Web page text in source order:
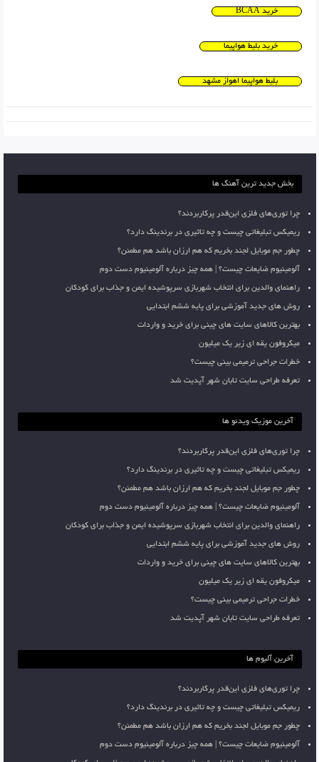
خرید BCAA
خرید بلیط هواپیما
بلیط هواپیما اهواز مشهد
بخش جدید ترین آهنگ ها
چرا توری‌های فلزی این‌قدر پرکاربردند؟
ریمیکس تبلیغاتی چیست و چه تاثیری در برندینگ دارد؟
چطور جم موبایل لجند بخریم که هم ارزان باشد هم مطمئن؟
آلومینیوم ضایعات چیست؟ | همه چیز درباره آلومینیوم دست دوم
راهنمای والدین برای انتخاب شهربازی سرپوشیده ایمن و جذاب برای کودکان
روش های جدید آموزشی برای پایه ششم ابتدایی
بهترین کالاهای سایت های چینی برای خرید و واردات
میکروفون یقه ای زیر یک میلیون
خطرات جراحی ترمیمی بینی چیست؟
تعرفه طراحی سایت تابان شهر آپدیت شد
آخرین موزیک ویدئو ها
چرا توری‌های فلزی این‌قدر پرکاربردند؟
ریمیکس تبلیغاتی چیست و چه تاثیری در برندینگ دارد؟
چطور جم موبایل لجند بخریم که هم ارزان باشد هم مطمئن؟
آلومینیوم ضایعات چیست؟ | همه چیز درباره آلومینیوم دست دوم
راهنمای والدین برای انتخاب شهربازی سرپوشیده ایمن و جذاب برای کودکان
روش های جدید آموزشی برای پایه ششم ابتدایی
بهترین کالاهای سایت های چینی برای خرید و واردات
میکروفون یقه ای زیر یک میلیون
خطرات جراحی ترمیمی بینی چیست؟
تعرفه طراحی سایت تابان شهر آپدیت شد
آخرین آلبوم ها
چرا توری‌های فلزی این‌قدر پرکاربردند؟
ریمیکس تبلیغاتی چیست و چه تاثیری در برندینگ دارد؟
چطور جم موبایل لجند بخریم که هم ارزان باشد هم مطمئن؟
آلومینیوم ضایعات چیست؟ | همه چیز درباره آلومینیوم دست دوم